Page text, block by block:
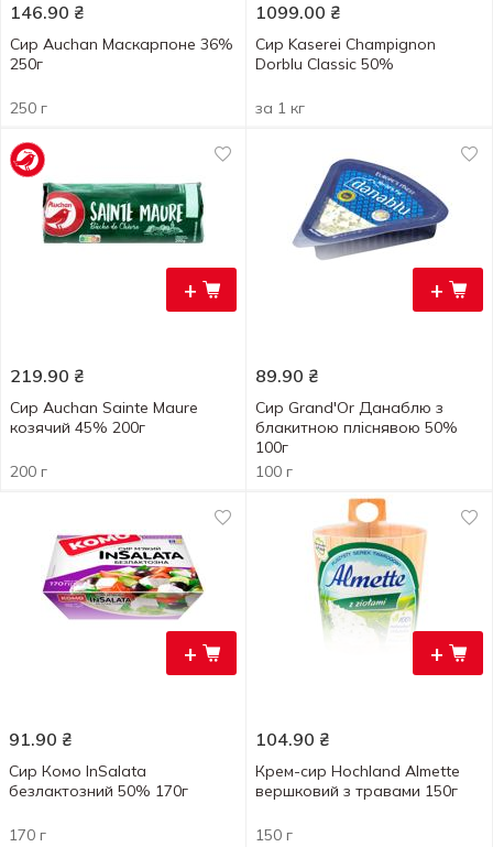
146.90 ₴
Сир Auchan Маскарпоне 36%
250г
250 г
1099.00 ₴
Сир Kaserei Champignon
Dorblu Classic 50%
за 1 кг
+
219.90 ₴
Сир Auchan Sainte Maure
козячий 45% 200г
200 г
+
89.90 ₴
Сир Grand'Or Данаблю з
блакитною пліснявою 50%
100г
100 г
+
91.90 ₴
Сир Комо InSalata
безлактозний 50% 170г
170 г
+
104.90 ₴
Крем-сир Hochland Almette
вершковий з травами 150г
150 г